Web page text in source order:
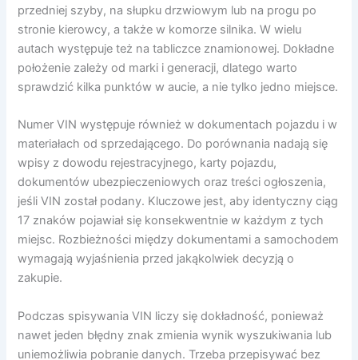
przedniej szyby, na słupku drzwiowym lub na progu po
stronie kierowcy, a także w komorze silnika. W wielu
autach występuje też na tabliczce znamionowej. Dokładne
położenie zależy od marki i generacji, dlatego warto
sprawdzić kilka punktów w aucie, a nie tylko jedno miejsce.
Numer VIN występuje również w dokumentach pojazdu i w
materiałach od sprzedającego. Do porównania nadają się
wpisy z dowodu rejestracyjnego, karty pojazdu,
dokumentów ubezpieczeniowych oraz treści ogłoszenia,
jeśli VIN został podany. Kluczowe jest, aby identyczny ciąg
17 znaków pojawiał się konsekwentnie w każdym z tych
miejsc. Rozbieżności między dokumentami a samochodem
wymagają wyjaśnienia przed jakąkolwiek decyzją o
zakupie.
Podczas spisywania VIN liczy się dokładność, ponieważ
nawet jeden błędny znak zmienia wynik wyszukiwania lub
uniemożliwia pobranie danych. Trzeba przepisywać bez